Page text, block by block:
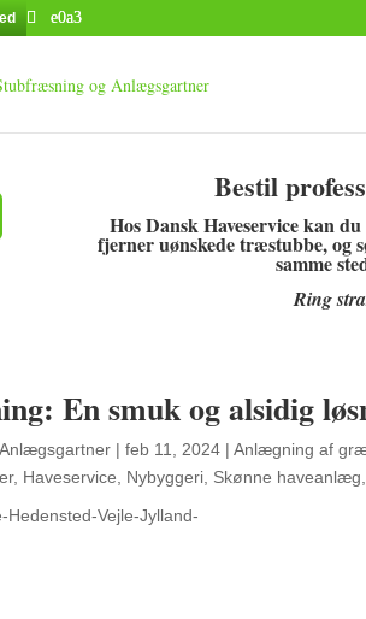
Bestil
Hos Dansk Haveservice kan
fjerner uønskede træstubbe, og
samme
Ring
En smuk og alsidig
| feb 11, 2024 | Anlægning af
, Haveservice Nybyggeri Skønne haveanlæg